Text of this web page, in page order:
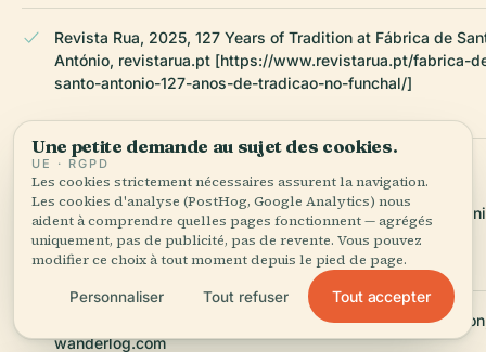
Revista Rua, 2025, 127 Years of Tradition at Fábrica de
António, revistarua.pt [https://www.revistarua.pt/fabrica-
santo-antonio-127-anos-de-tradicao-no-funchal/]
Discover Portugal 2 Day, 2025, Fábrica de Santo António,
discoverportugal2day.com
[https://discoverportugal2day.com/fabrica-de-santo-
2/]
Wanderlog, 2025, Fábrica Santo António Visitor
wanderlog.com
Une petite demande au sujet des cookies.
UE · RGPD
Les cookies strictement nécessaires assurent la navigation.
Les cookies d'analyse (PostHog, Google Analytics) nous
aident à comprendre quelles pages fonctionnent — agrégés
uniquement, pas de publicité, pas de revente. Vous pouvez
modifier ce choix à tout moment depuis le pied de page.
Personnaliser Tout refuser Tout accepter